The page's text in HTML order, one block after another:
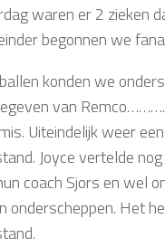
waren er 2 zieken
begonnen we
konden we
van
Uiteindelijk weer
Joyce vertelde
coach Sjors en wel
onderscheppen. Het